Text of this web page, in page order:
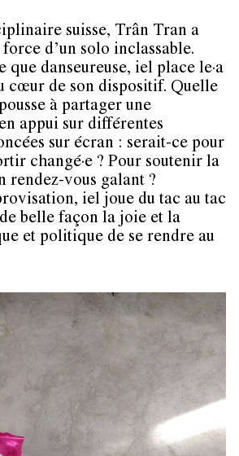
suisse, Trân Tran a
d’un solo inclassable.
que danseureuse, iel place le·a
cœur de son dispositif. Quelle
à partager une
appui sur différentes
sur écran : serait-ce pour
changé·e ? Pour soutenir la
rendez-vous galant ?
iel joue du tac au tac
belle façon la joie et la
et politique de se rendre au